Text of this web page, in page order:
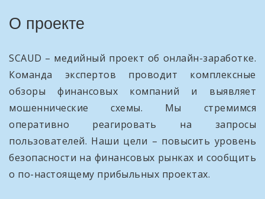
О проекте
SCAUD – медийный проект об онлайн-заработке.
Команда экспертов проводит комплексные
обзоры финансовых компаний и выявляет
мошеннические схемы. Мы стремимся
оперативно реагировать на запросы
пользователей. Наши цели – повысить уровень
безопасности на финансовых рынках и сообщить
о по-настоящему прибыльных проектах.